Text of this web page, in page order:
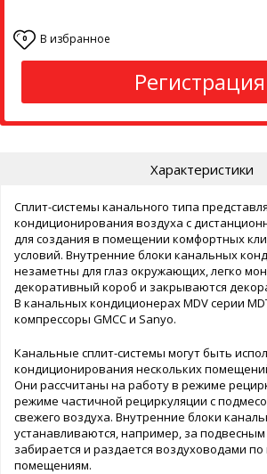
0 В избранное
Регистрация
Характеристики
Сплит-системы канального типа
кондиционирования воздуха с
для создания в помещении комфортных
условий. Внутренние блоки канальных
незаметны для глаз окружающих, легко
декоративный короб и закрываются
В канальных кондиционерах MDV серии
компрессоры GMCC и Sanyo.
Канальные сплит-системы могут быть
кондиционирования нескольких
Они рассчитаны на работу в режиме
режиме частичной рециркуляции с
свежего воздуха. Внутренние блоки
устанавливаются, например, за
забирается и раздается воздуховодами
помещениям.